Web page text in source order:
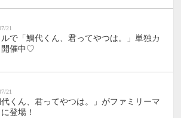
21
ルで「鯛代くん、君ってやつは。」単独カ
開催中♡
21
代くん、君ってやつは。」がファミリーマ
登場！